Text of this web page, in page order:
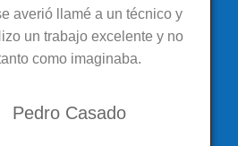
averió llamé a un técnico y
un trabajo excelente y no
como imaginaba.
Pedro Casado